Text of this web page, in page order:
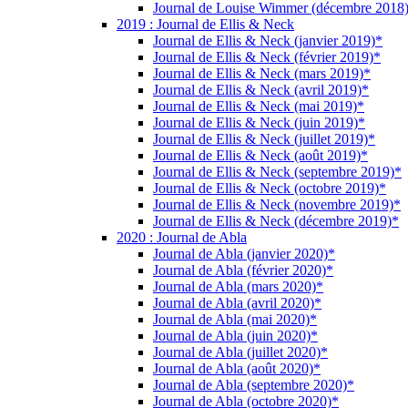
Journal de Louise Wimmer (décembre
2019 : Journal de Ellis & Neck
Journal de Ellis & Neck (janvier 2019)*
Journal de Ellis & Neck (février 2019)*
Journal de Ellis & Neck (mars 2019)*
Journal de Ellis & Neck (avril 2019)*
Journal de Ellis & Neck (mai 2019)*
Journal de Ellis & Neck (juin 2019)*
Journal de Ellis & Neck (juillet 2019)*
Journal de Ellis & Neck (août 2019)*
Journal de Ellis & Neck (septembre 2019)*
Journal de Ellis & Neck (octobre 2019)*
Journal de Ellis & Neck (novembre 2019)*
Journal de Ellis & Neck (décembre 2019)*
2020 : Journal de Abla
Journal de Abla (janvier 2020)*
Journal de Abla (février 2020)*
Journal de Abla (mars 2020)*
Journal de Abla (avril 2020)*
Journal de Abla (mai 2020)*
Journal de Abla (juin 2020)*
Journal de Abla (juillet 2020)*
Journal de Abla (août 2020)*
Journal de Abla (septembre 2020)*
Journal de Abla (octobre 2020)*